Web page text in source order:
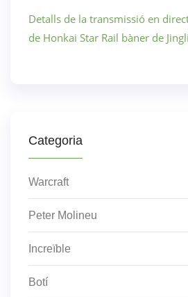
Detalls de la transmissió en
de Honkai Star Rail bàner de
Categoria
Warcraft
Peter Molineu
Increïble
Botí